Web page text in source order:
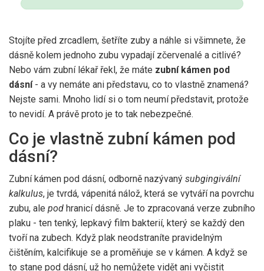
Stojíte před zrcadlem, šetříte zuby a náhle si všimnete, že
dásně kolem jednoho zubu vypadají zčervenalé a citlivé?
Nebo vám zubní lékař řekl, že máte zubní kámen pod
dásní- a vy nemáte ani představu, co to vlastně znamená?
Nejste sami. Mnoho lidí si o tom neumí představit, protože
to nevidí. A právě proto je to tak nebezpečné.
Co je vlastně zubní kámen pod
dásní?
Zubní kámen pod dásní, odborně nazývaný subgingivální
kalkulus, je tvrdá, vápenitá nálož, která se vytváří na povrchu
zubu, ale pod hranicí dásně. Je to zpracovaná verze zubního
plaku - ten tenký, lepkavý film bakterií, který se každý den
tvoří na zubech. Když plak neodstraníte pravidelným
čištěním, kalcifikuje se a proměňuje se v kámen. A když se
to stane pod dásní, už ho nemůžete vidět ani vyčistit